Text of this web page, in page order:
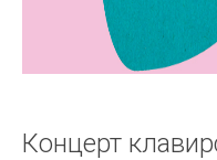
Концерт